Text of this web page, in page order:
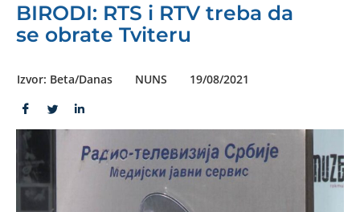
BIRODI: RTS i RTV treba da
se obrate Tviteru
Izvor: Beta/Danas NUNS 19/08/2021